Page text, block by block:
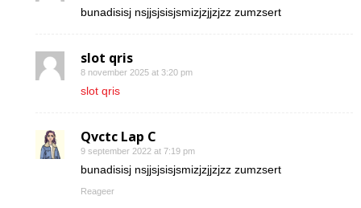
bunadisisj nsjjsjsisjsmizjzjjzjzz zumzsert
slot qris
8 november 2025 at 3:20 pm
slot qris
Qvctc Lap C
9 september 2022 at 7:19 pm
bunadisisj nsjjsjsisjsmizjzjjzjzz zumzsert
Reageer